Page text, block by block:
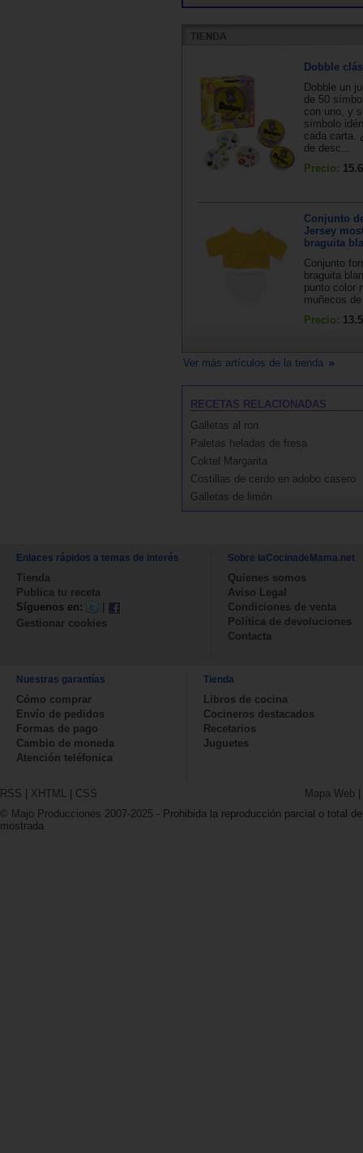
Dobble
Dobble un
de 50
con uno, y
símbolo
cada carta.
de desc...
Precio:
Conjunto
Jersey
braguita
Conjunto
braguita
punto color
muñecos
Precio:
Ver más artículos de la tienda
RECETAS RELACIONADAS
Galletas al ron
Paletas heladas de fresa
Coktel Margarita
Costillas de cerdo en adobo casero
Galletas de limón
Enlaces rápidos a temas de interés
Tienda
Publica tu receta
Síguenos en:
Gestionar cookies
Sobre laCocinadeMama.net
Quienes somos
Aviso Legal
Condiciones de venta
Política de devoluciones
Contacta
Nuestras garantías
Cómo comprar
Envío de pedidos
Formas de pago
Cambio de moneda
Atención teléfonica
Tienda
Libros de cocina
Cocineros destacados
Recetarios
Juguetes
RSS XHTML CSS Mapa Web
© Majo Producciones 2007-2025 - Prohibida la reproducción parcial o total
mostrada